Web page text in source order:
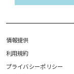
情報提供
利用規約
プライバシーポリシー